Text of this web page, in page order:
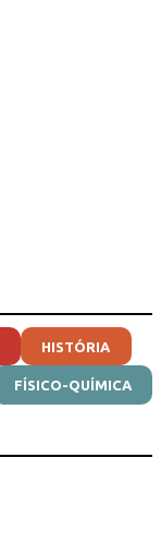
HISTÓRIA
FÍSICO-QUÍMICA